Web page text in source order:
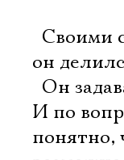

он
 Он
И по
понятно,